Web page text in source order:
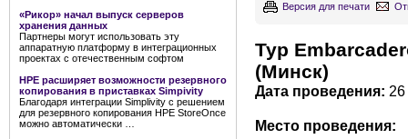
«Рикор» начал выпуск серверов
хранения данных
Партнеры могут использовать эту
аппаратную платформу в интеграционных
проектах с отечественным софтом
HPE расширяет возможности резервного
копирования в приставках Simpivity
Благодаря интеграции Simplivity с решением
для резервного копирования HPE StoreOnce
можно автоматически …
Версия для печати
Тур
(Минск)
Дата проведения: 26
Место проведения: